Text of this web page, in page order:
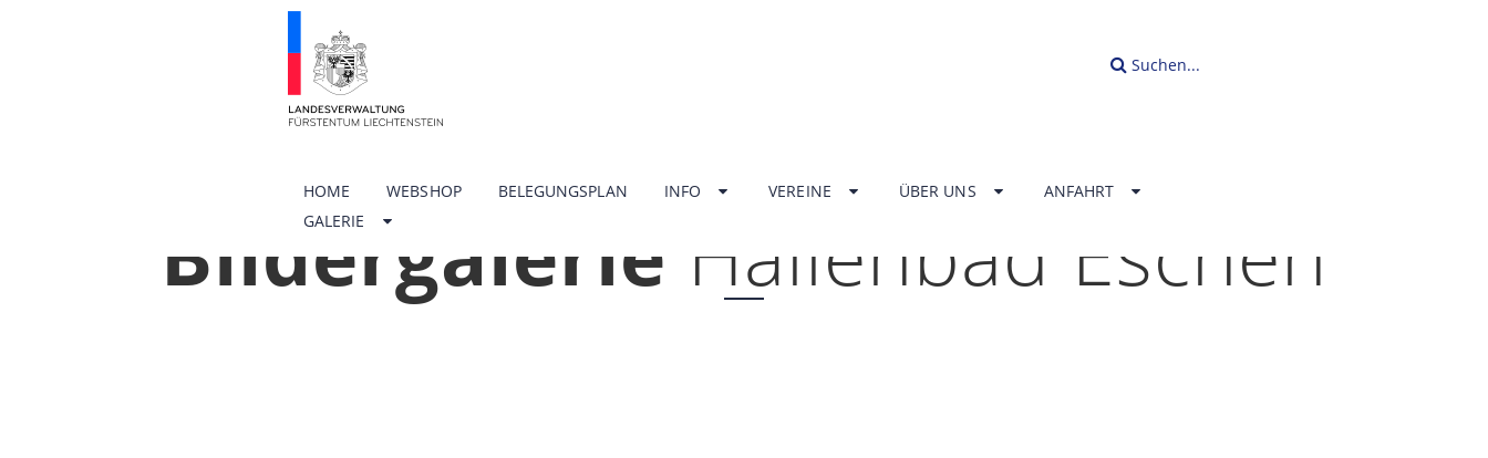
Suchen...
HOME WEBSHOP BELEGUNGSPLAN INFO VEREINE ÜBER UNS
ANFAHRT
GALERIE
Bildergalerie Hallenbad Eschen